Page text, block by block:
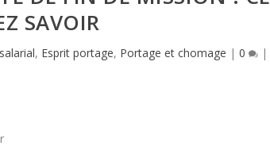
SAVOIR
, Esprit portage, Portage et chomage | 0 |